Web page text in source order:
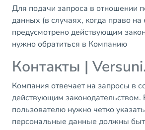
Для подачи запроса в отношении
данных (в случаях, когда право на
предусмотрено действующим
нужно обратиться в Компанию
Контакты |
Компания отвечает на запросы в
действующим законодательством.
пользователю нужно четко
персональные данные должны